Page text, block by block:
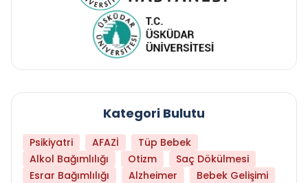
Kategori Bulutu
Psikiyatri AFAZİ
Tüp Bebek
Alkol Bağımlılığı
Otizm
Saç Dökülmesi
Esrar Bağımlılığı
Alzheimer
Bebek Gelişimi